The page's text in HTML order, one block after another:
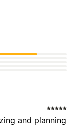
and planning